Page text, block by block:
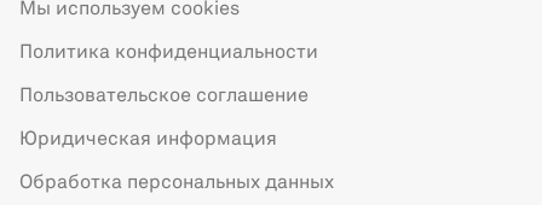
Мы используем cookies
Политика конфиденциальности
Пользовательское соглашение
Юридическая информация
Обработка персональных данных